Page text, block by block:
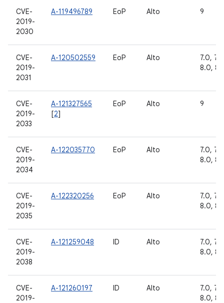
CVE-
2019-
2030
A-119496789 EoP Alto 9
CVE-
2019-
2031
A-120502559 EoP Alto
7.0,
8.0,
CVE-
2019-
2033
A-121327565
[2]
EoP Alto 9
CVE-
2019-
2034
A-122035770 EoP Alto
7.0,
8.0,
CVE-
2019-
2035
A-122320256 EoP Alto
7.0,
8.0,
CVE-
2019-
2038
A-121259048 ID Alto
7.0,
8.0,
CVE-
2019-
A-121260197 ID Alto
7.0,
8.0,